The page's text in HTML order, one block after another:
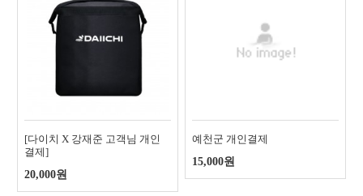
[다이치 X 강재준 고객님 개인
결제]
20,000원
예천군 개인결제
15,000원